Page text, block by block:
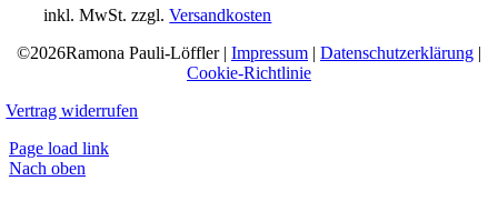
inkl. MwSt. zzgl.Versandkosten
©2026Ramona Pauli-Löffler | Impressum | Datenschutzerklärung |
Cookie-Richtlinie
Vertrag widerrufen
Page load link
Nach oben